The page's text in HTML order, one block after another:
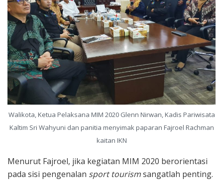
Walikota, Ketua Pelaksana MIM 2020 Glenn Nirwan, Kadis Pariwisata
Kaltim Sri Wahyuni dan panitia menyimak paparan Fajroel Rachman
kaitan IKN
Menurut Fajroel, jika kegiatan MIM 2020 berorientasi
pada sisi pengenalan sport tourismsangatlah penting.